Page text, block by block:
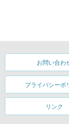
お問い合わ
プライバシーポ
リンク